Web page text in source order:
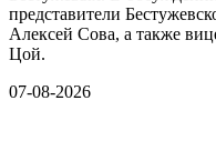
представители
Алексей Сова, а также
Цой.
07-08-2026